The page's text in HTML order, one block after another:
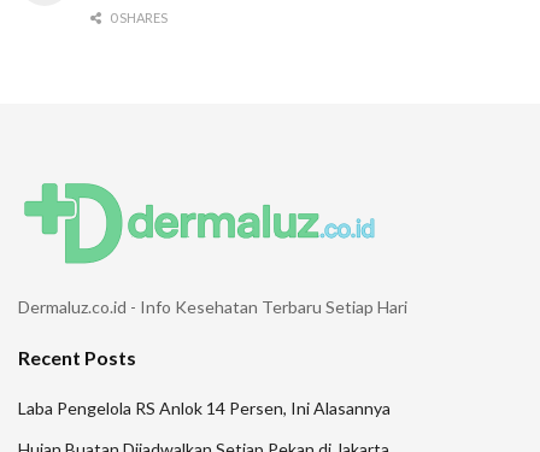
0 SHARES
Dermaluz.co.id - Info Kesehatan Terbaru Setiap Hari
Recent Posts
Laba Pengelola RS Anlok 14 Persen, Ini Alasannya